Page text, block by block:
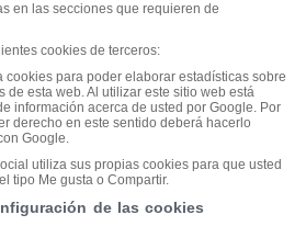
en las secciones que requieren de
cookies de terceros:
cookies para poder elaborar estadísticas sobre
de esta web. Al utilizar este sitio web está
información acerca de usted por Google. Por
derecho en este sentido deberá hacerlo
Google.
utiliza sus propias cookies para que usted
tipo Me gusta o Compartir.
de las cookies